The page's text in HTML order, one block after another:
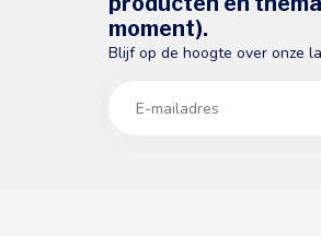
moment).
Blijf op de hoogte over onze